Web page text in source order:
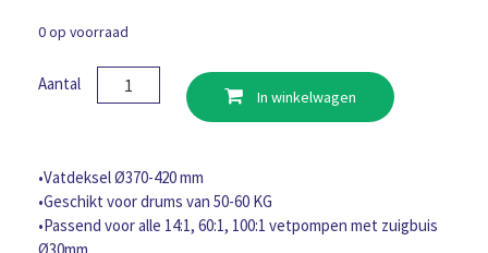
0 op voorraad
Aantal
Vatdeksel
Ø370-
50-
60
KG
In winkelwagen
•Vatdeksel Ø370-420 mm
•Geschikt voor drums van 50-60 KG
•Passend voor alle 14:1, 60:1, 100:1 vetpompen met zuigbuis